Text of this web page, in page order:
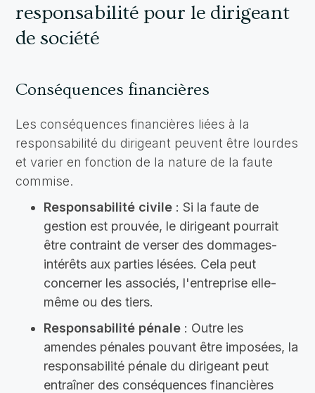
responsabilité pour le dirigeant
de société
Conséquences financières
Les conséquences financières liées à la
responsabilité du dirigeant peuvent être lourdes
et varier en fonction de la nature de la faute
commise.
Responsabilité civile : Si la faute de
gestion est prouvée, le dirigeant pourrait
être contraint de verser des dommages-
intérêts aux parties lésées. Cela peut
concerner les associés, l'entreprise elle-
même ou des tiers.
Responsabilité pénale : Outre les
amendes pénales pouvant être imposées, la
responsabilité pénale du dirigeant peut
entraîner des conséquences financières